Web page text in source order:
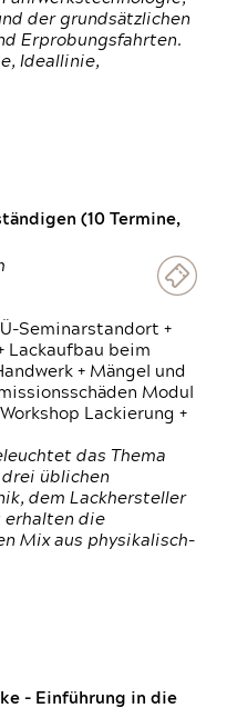
der grundsätzlichen
Erprobungsfahrten.
Ideallinie,
(10 Termine,
Seminarstandort +
Lackaufbau beim
+ Mängel und
Modul
Lackierung +
das Thema
drei üblichen
dem Lackhersteller
erhalten die
Mix aus physikalisch-
- Einführung in die